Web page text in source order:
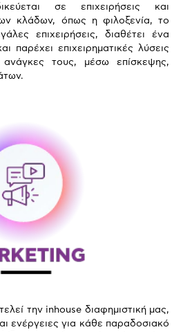
σε επιχειρήσεις και
κλάδων, όπως η φιλοξενία, το
επιχειρήσεις, διαθέτει ένα
παρέχει επιχειρηματικές λύσεις
ανάγκες τους, μέσω επίσκεψης,
την inhouse διαφημιστική μας,
ενέργειες για κάθε παραδοσιακό